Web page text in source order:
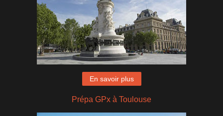
En savoir plus
Prépa GPx à Toulouse